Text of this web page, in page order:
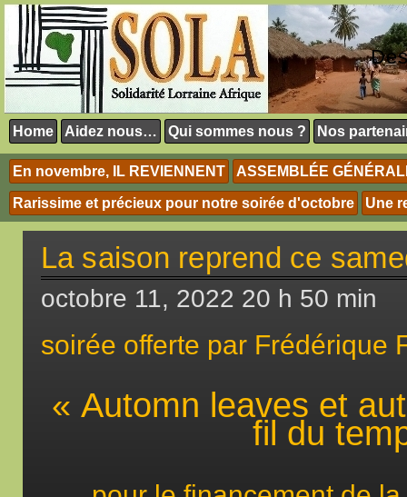
Home Aidez nous… Qui sommes nous ? Nos
En novembre, IL REVIENNENT ASSEMBLÉE
Rarissime et précieux pour notre soirée d'octobre Une
La saison reprend ce
octobre 11, 2022 20 h 50 min
soirée offerte par Frédérique
« Automn leaves et
fil du